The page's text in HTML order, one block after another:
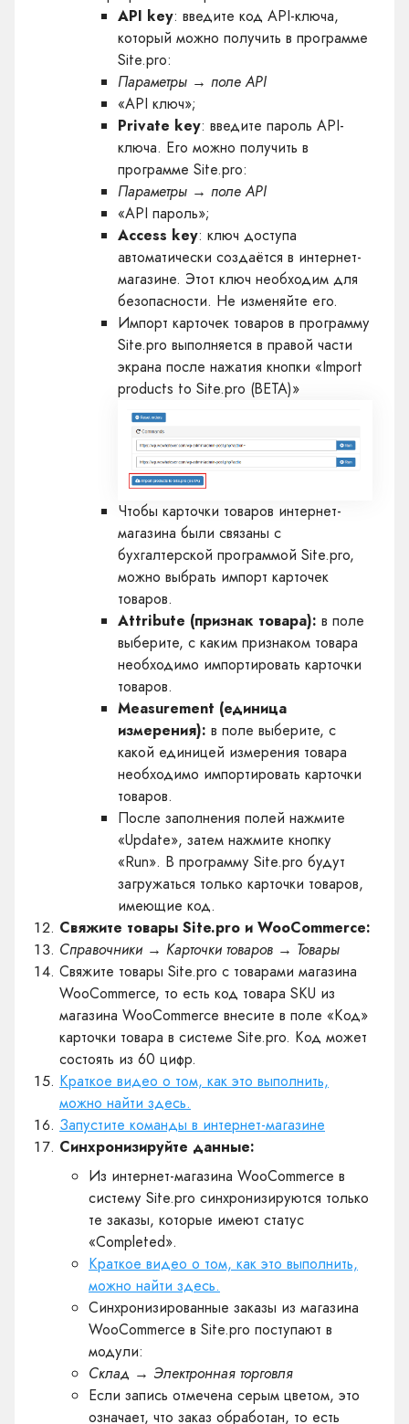
API key: введите код API-ключа,
который можно получить в программе
Site.pro:
Параметры → поле API
«API ключ»;
Private key: введите пароль API-
ключа. Его можно получить в
программе Site.pro:
Параметры → поле API
«API пароль»;
Access key: ключ доступа
автоматически создаётся в интернет-
магазине. Этот ключ необходим для
безопасности. Не изменяйте его.
Импорт карточек товаров в программу
Site.pro выполняется в правой части
экрана после нажатия кнопки «Import
products to Site.pro (BETA)»
Чтобы карточки товаров интернет-
магазина были связаны с
бухгалтерской программой Site.pro,
можно выбрать импорт карточек
товаров.
Attribute (признак товара): в поле
выберите, с каким признаком товара
необходимо импортировать карточки
товаров.
Measurement (единица
измерения): в поле выберите, с
какой единицей измерения товара
необходимо импортировать карточки
товаров.
После заполнения полей нажмите
«Update», затем нажмите кнопку
«Run». В программу Site.pro будут
загружаться только карточки товаров,
имеющие код.
Свяжите товары Site.pro и WooCommerce:
Справочники → Карточки товаров → Товары
Свяжите товары Site.pro с товарами магазина
WooCommerce, то есть код товара SKU из
магазина WooCommerce внесите в поле «Код»
карточки товара в системе Site.pro. Код может
состоять из 60 цифр.
Краткое видео о том, как это выполнить,
можно найти здесь.
Запустите команды в интернет-магазине
Синхронизируйте данные:
Из интернет-магазина WooCommerce в
систему Site.pro синхронизируются только
те заказы, которые имеют статус
«Completed».
Краткое видео о том, как это выполнить,
можно найти здесь.
Синхронизированные заказы из магазина
WooCommerce в Site.pro поступают в
модули:
Склад → Электронная торговля
Если запись отмечена серым цветом, это
означает, что заказ обработан, то есть